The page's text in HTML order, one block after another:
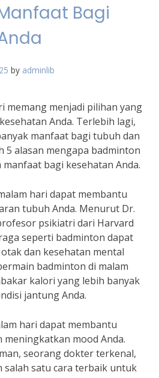
Bagi
by adminlib
memang menjadi pilihan yang
Anda. Terlebih lagi,
manfaat bagi tubuh dan
5 alasan mengapa badminton
bagi kesehatan Anda.
hari dapat membantu
tubuh Anda. Menurut Dr.
psikiatri dari Harvard
seperti badminton dapat
dan kesehatan mental
badminton di malam
kalori yang lebih banyak
jantung Anda.
hari dapat membantu
mood Anda.
seorang dokter terkenal,
salah satu cara terbaik untuk